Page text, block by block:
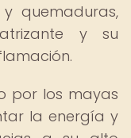
quemaduras,
y su
por los mayas
la energía y